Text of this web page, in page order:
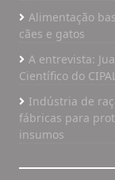
Alimentação
cães e gatos
A entrevista:
Científico do CIPAL
Indústria de
fábricas para
insumos